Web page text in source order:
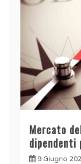
Mercato
dipendenti
9 Giugno